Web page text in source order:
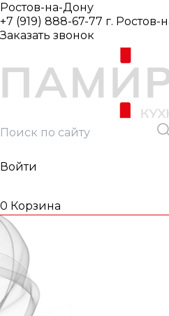
Ростов-на-Дону
+7 (919) 888-67-77 г. Ростов-
Заказать звонок
Войти
0 Корзина